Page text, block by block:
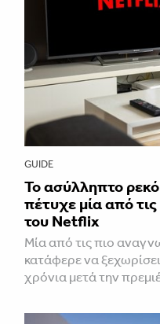
GUIDE
Το ασύλληπτο
πέτυχε μία από
του Netflix
Μία από τις πιο
κατάφερε να
χρόνια μετά την